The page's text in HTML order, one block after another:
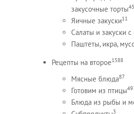
закусочные торты45
Яичные закуски11
Салаты и закуски
Паштеты, икра,
Рецепты на второе1588
Мясные блюда87
Готовим из птицы49
Блюда из рыбы и
3